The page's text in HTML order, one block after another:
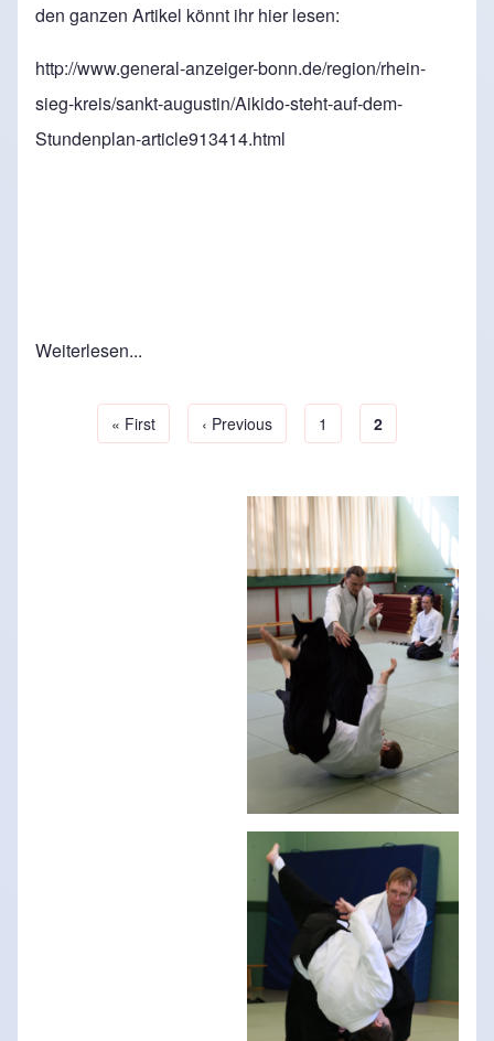
den ganzen Artikel könnt ihr hier lesen:
http://www.general-anzeiger-bonn.de/region/rhein-
sieg-kreis/sankt-augustin/Aikido-steht-auf-dem-
Stundenplan-article913414.html
Weiterlesen...
Seitennummerierung
Erste Seite
« First Vorherige Seite
‹ Previous Page
1 Aktuelle Seite
2